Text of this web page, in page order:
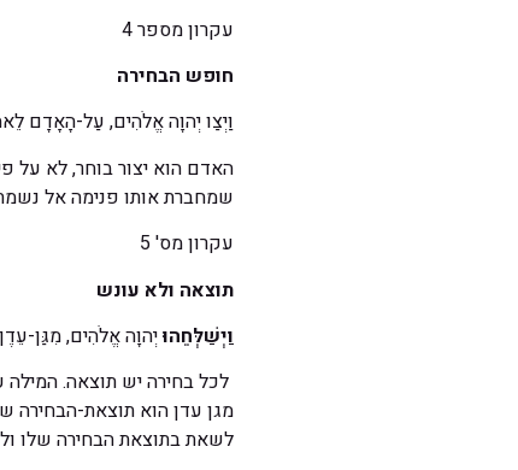
עקרון מספר 4
חופש הבחירה
וַיְצַו יְהוָה אֱלֹהִים, עַל-הָאָדָם
האדם הוא יצור בוחר, לא על
שמחברת אותו פנימה אל
עקרון מס' 5
תוצאה ולא עונש
וַיְשַׁלְּחֵהוּיְהוָה אֱלֹהִים, מִגַּן-
לכל בחירה יש תוצאה.
מגן עדן הוא תוצאת-
לשאת בתוצאת הבחירה שלו